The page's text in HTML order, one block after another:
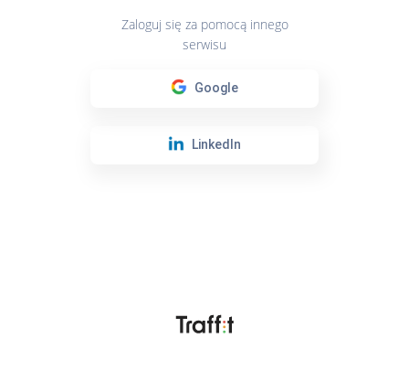
Zaloguj się za pomocą innego
serwisu
Google
LinkedIn